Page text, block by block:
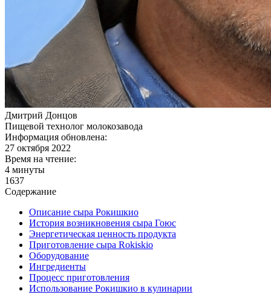
Дмитрий Донцов
Пищевой технолог молокозавода
Информация обновлена:
27 октября 2022
Время на чтение:
4 минуты
1637
Содержание
Описание сыра Рокишкио
История возникновения сыра Гоюс
Энергетическая ценность продукта
Приготовление сыра Rokiskio
Оборудование
Ингредиенты
Процесс приготовления
Использование Рокишкио в кулинарии